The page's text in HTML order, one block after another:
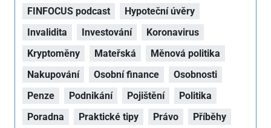
FINFOCUS podcast
Hypoteční úvěry
Invalidita
Investování
Koronavirus
Kryptoměny
Mateřská
Měnová politika
Nakupování
Osobní finance
Osobnosti
Penze
Podnikání Pojištění
Politika
Poradna
Praktické tipy Právo
Příběhy